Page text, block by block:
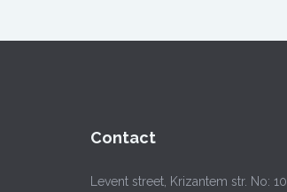
Contact
Levent street, Krizantem str. No: 10,